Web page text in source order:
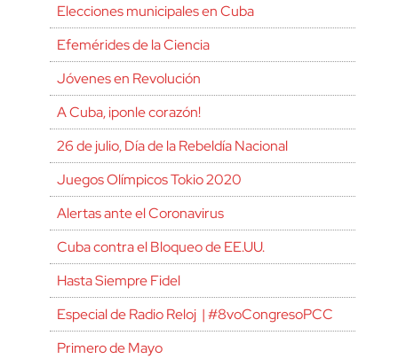
Elecciones municipales en Cuba
Efemérides de la Ciencia
Jóvenes en Revolución
A Cuba, ¡ponle corazón!
26 de julio, Día de la Rebeldía Nacional
Juegos Olímpicos Tokio 2020
Alertas ante el Coronavirus
Cuba contra el Bloqueo de EE.UU.
Hasta Siempre Fidel
Especial de Radio Reloj | #8voCongresoPCC
Primero de Mayo